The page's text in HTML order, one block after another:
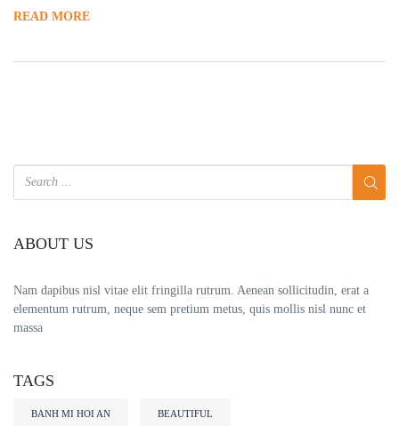
READ MORE
ABOUT US
Nam dapibus nisl vitae elit fringilla rutrum. Aenean sollicitudin, erat a
elementum rutrum, neque sem pretium metus, quis mollis nisl nunc et
massa
TAGS
BANH MI HOI AN BEAUTIFUL